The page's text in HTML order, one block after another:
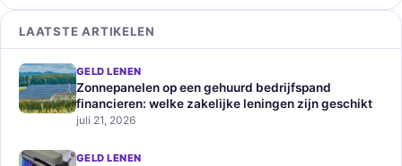
LAATSTE ARTIKELEN
GELD LENEN
Zonnepanelen op een gehuurd bedrijfspand
financieren: welke zakelijke leningen zijn geschikt
juli 21, 2026
GELD LENEN